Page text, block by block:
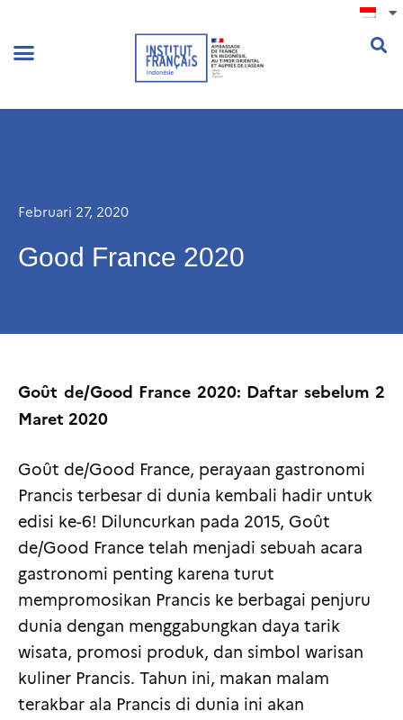
Februari 27, 2020
Good France 2020
Goût de/Good France 2020: Daftar sebelum 2
Maret 2020
Goût de/Good France, perayaan gastronomi
Prancis terbesar di dunia kembali hadir untuk
edisi ke-6! Diluncurkan pada 2015, Goût
de/Good France telah menjadi sebuah acara
gastronomi penting karena turut
mempromosikan Prancis ke berbagai penjuru
dunia dengan menggabungkan daya tarik
wisata, promosi produk, dan simbol warisan
kuliner Prancis. Tahun ini, makan malam
terakbar ala Prancis di dunia ini akan